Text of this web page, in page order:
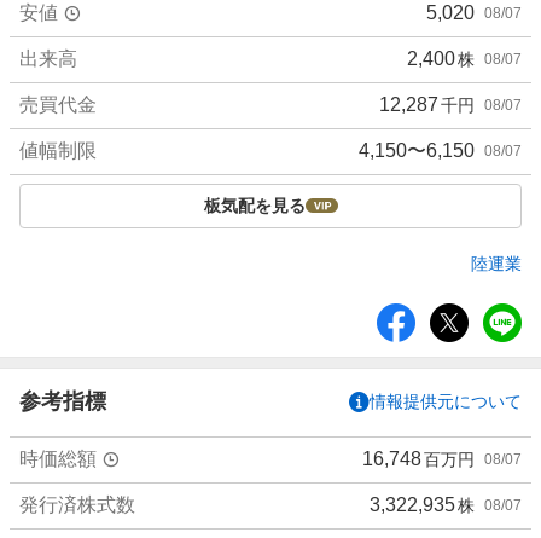
安値 5,020 08/07
出来高 2,400株 08/07
売買代金 12,287千円 08/07
値幅制限 4,150〜6,150 08/07
板気配を見る
陸運業
ア
参考指標 情報提供元について
時価総額 16,748百万円 08/07
発行済株式数 3,322,935株 08/07